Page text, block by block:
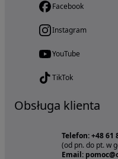
Facebook
Instagram
YouTube
TikTok
Obsługa klienta
Telefon: +48 61
(od pn. do pt. w
Email: